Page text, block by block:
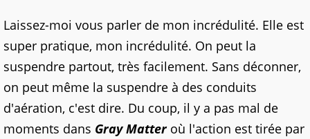
Laissez-moi vous parler de mon incrédulité. Elle est
super pratique, mon incrédulité. On peut la
suspendre partout, très facilement. Sans déconner,
on peut même la suspendre à des conduits
d'aération, c'est dire. Du coup, il y a pas mal de
moments dans Gray Matteroù l'action est tirée par